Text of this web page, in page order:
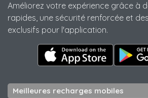
Améliorez votre expérience grâce à
rapides, une sécurité renforcée et
exclusifs pour l'application.
Meilleures recharges mobiles